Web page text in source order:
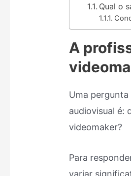
Qual o
A
Uma
audiovisual é:
videomaker?
Para
variar